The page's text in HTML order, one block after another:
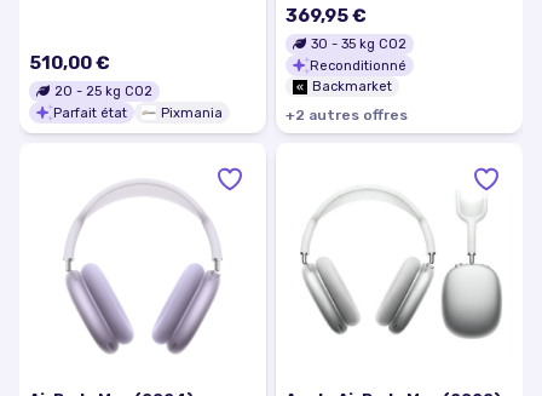
510,00 €
20 - 25 kg CO2
Parfait état
Pixmania
369,95 €
30 - 35 kg CO2
Reconditionné
Backmarket
+2 autres offres